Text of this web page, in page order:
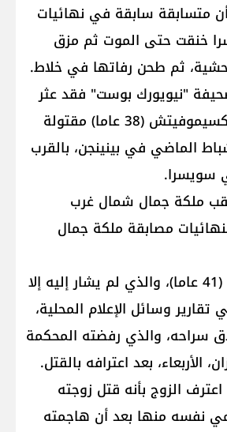
سابقة في نهائيات
خنقت حتى الموت ثم مزق
ثم طحن رفاتها في خلاط.
"نيويورك بوست" فقد عثر
على كريستينا جوكسيموفيتش (38 عاما) مقتولة
الماضي في بينينجن، بالقرب
سويسرا.
ملكة جمال شمال غرب
مصابقة ملكة جمال
وتم احتجاز زوجها (41 عاما)، والذي لم يشار إليه إلا
وسائل الإعلام المحلية،
سراحه، والذي رفضته المحكمة
الأربعاء، بعد اعترافه بالقتل.
الزوج بأنه قتل زوجته
نفسه منها بعد أن هاجمته